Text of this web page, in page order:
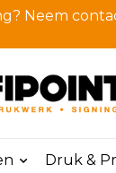
Neem
Druk &